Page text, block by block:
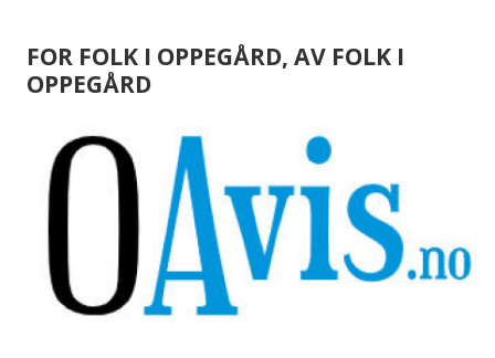
FOR FOLK I OPPEGÅRD, AV FOLK I
OPPEGÅRD